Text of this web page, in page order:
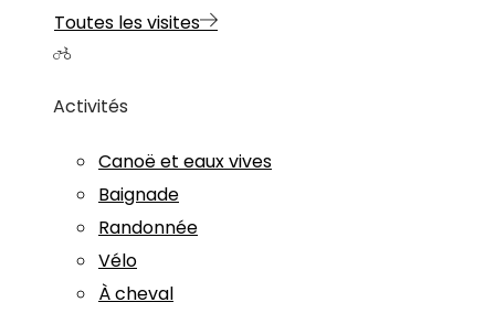
Toutes les visites
Activités
Canoë et eaux vives
Baignade
Randonnée
Vélo
À cheval